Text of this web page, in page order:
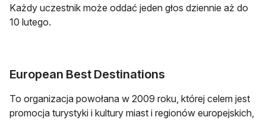
Każdy uczestnik może oddać jeden głos dziennie aż do
10 lutego.
European Best Destinations
To organizacja powołana w 2009 roku, której celem jest
promocja turystyki i kultury miast i regionów europejskich,